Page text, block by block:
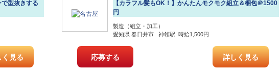
型抜きする
く見る
【カラフル髪もOK！】かんたんモクモク組立＆梱包＠1500
円
製造（組立・加工）
愛知県 春日井市 神領駅 時給1,500円
応募する 詳しく見る